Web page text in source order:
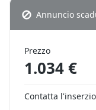
Annuncio
Prezzo
1.034 €
Contatta